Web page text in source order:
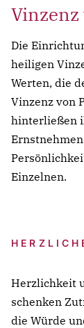
Vinzenz
Die
heiligen
Werten, die
Vinzenz von
hinterließen
Einzelnen.
Herzlichkeit
schenken
die Würde
Lorem
Lorem
adipisicing
ut labore
minim
laboris nisi
Lorem
Lorem
laboris nisi
Lorem